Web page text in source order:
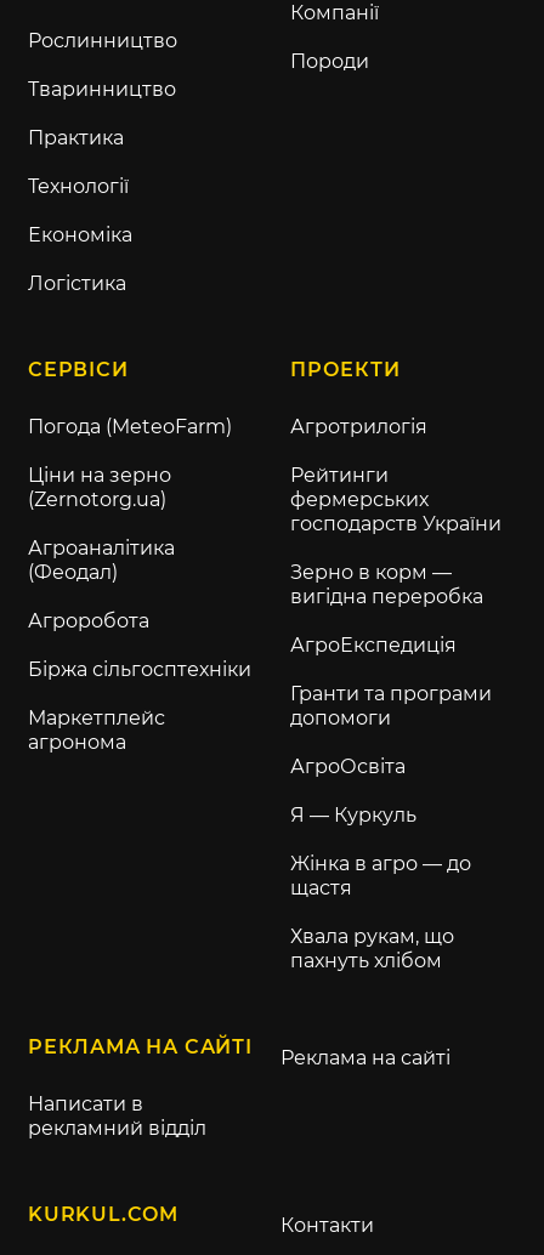
Рослинництво
Тваринництво
Практика
Технології
Економіка
Логістика
Компанії
Породи
СЕРВІСИ
Погода (MeteoFarm)
Ціни на зерно
(Zernotorg.ua)
Агроаналітика
(Феодал)
Агроробота
Біржа сільгосптехніки
Маркетплейс
агронома
ПРОЕКТИ
Агротрилогія
Рейтинги
фермерських
господарств України
Зерно в корм —
вигідна переробка
АгроЕкспедиція
Гранти та програми
допомоги
АгроОсвіта
Я — Куркуль
Жінка в агро — до
щастя
Хвала рукам, що
пахнуть хлібом
РЕКЛАМА НА САЙТІ
Написати в
рекламний відділ
Реклама на сайті
KURKUL.COM Контакти